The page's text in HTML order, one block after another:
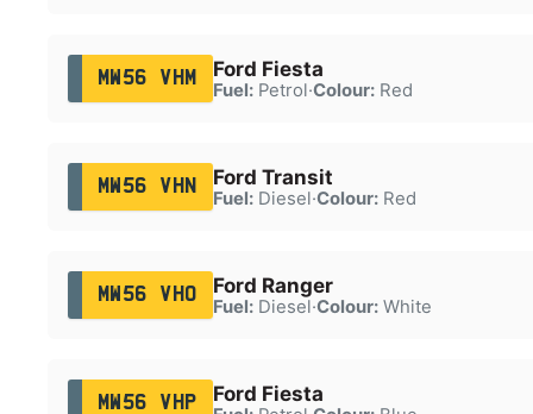
MW56 VHM Ford Fiesta
Fuel:Petrol·Colour:Red
MW56 VHN Ford Transit
Fuel:Diesel·Colour:Red
MW56 VHO Ford Ranger
Fuel:Diesel·Colour:White
MW56 VHP Ford Fiesta